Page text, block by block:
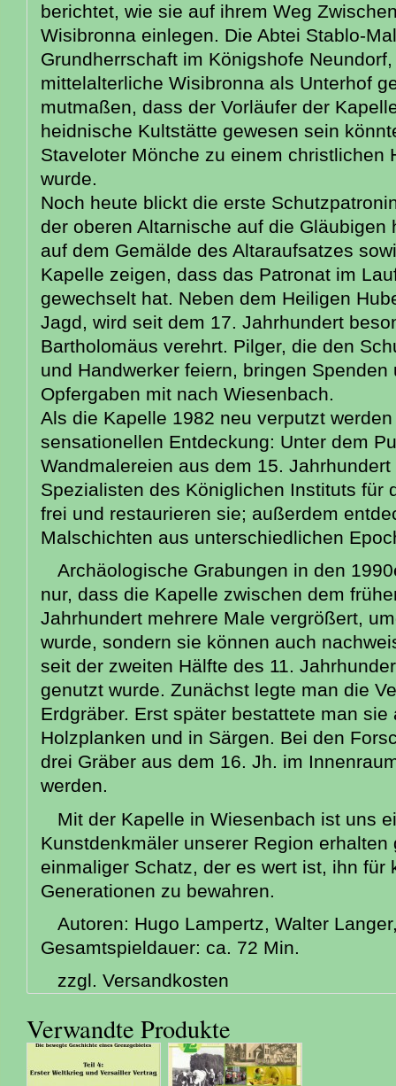
berichtet, wie sie auf ihrem Weg
Wisibronna einlegen. Die Abtei Stablo-
Grundherrschaft im Königshofe
mittelalterliche Wisibronna als Unterhof
mutmaßen, dass der Vorläufer der
heidnische Kultstätte gewesen sein
Staveloter Mönche zu einem christlichen
wurde.
Noch heute blickt die erste
der oberen Altarnische auf die Gläubigen
auf dem Gemälde des Altaraufsatzes
Kapelle zeigen, dass das Patronat im
gewechselt hat. Neben dem Heiligen
Jagd, wird seit dem 17. Jahrhundert
Bartholomäus verehrt. Pilger, die den
und Handwerker feiern, bringen Spenden
Opfergaben mit nach Wiesenbach.
Als die Kapelle 1982 neu verputzt
sensationellen Entdeckung: Unter dem
Wandmalereien aus dem 15.
Spezialisten des Königlichen Instituts für
frei und restaurieren sie; außerdem
Malschichten aus unterschiedlichen
Archäologische Grabungen in den
nur, dass die Kapelle zwischen dem
Jahrhundert mehrere Male vergrößert,
wurde, sondern sie können auch
seit der zweiten Hälfte des 11.
genutzt wurde. Zunächst legte man die
Erdgräber. Erst später bestattete man
Holzplanken und in Särgen. Bei den
drei Gräber aus dem 16. Jh. im
werden.
Mit der Kapelle in Wiesenbach ist uns
Kunstdenkmäler unserer Region erhalten
einmaliger Schatz, der es wert ist, ihn für
Generationen zu bewahren.
Autoren: Hugo Lampertz, Walter
Gesamtspieldauer: ca. 72 Min.
zzgl. Versandkosten
Verwandte Produkte